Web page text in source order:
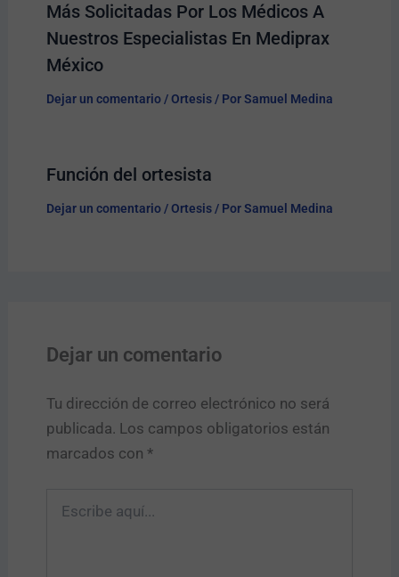
Más Solicitadas Por Los Médicos A
Nuestros Especialistas En Mediprax
México
Dejar un comentario /Ortesis/ PorSamuel Medina
Función del ortesista
Dejar un comentario /Ortesis/ PorSamuel Medina
Dejar un comentario
Tu dirección de correo electrónico no será
publicada. Los campos obligatorios están
marcados con *
aquí...